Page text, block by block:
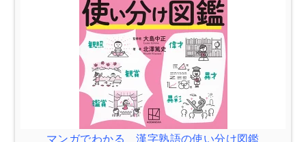
マンガでわかる 漢字熟語の使い分け図鑑